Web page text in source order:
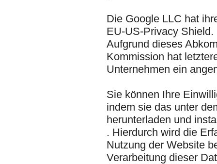
Die Google LLC hat
EU-US-Privacy
Aufgrund dieses
Kommission hat
Unternehmen ein
Sie können Ihre
indem sie das unter
herunterladen und
. Hierdurch wird die
Nutzung der Website
Verarbeitung dieser